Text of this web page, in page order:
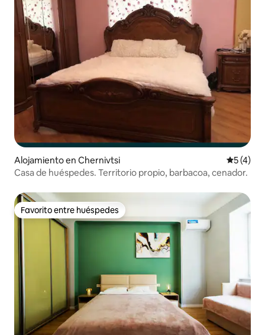
Alojamiento en Chernivtsi
5 (4)
Casa de huéspedes. Territorio propio, barbacoa, cenador.
Favorito entre huéspedes
Favorito entre huéspedes